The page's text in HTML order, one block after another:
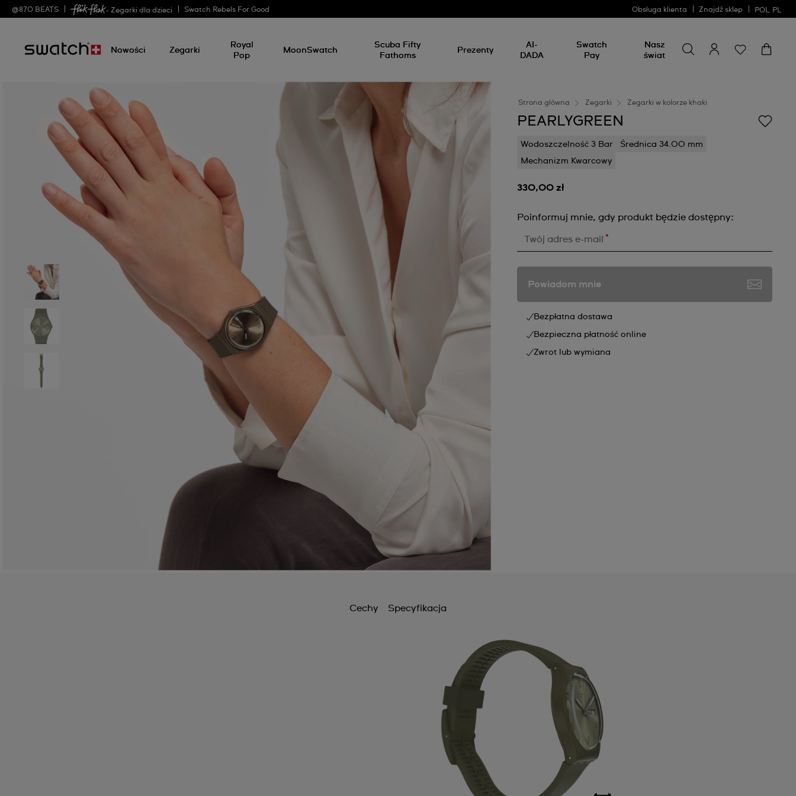
@870 BEATS - Zegarki dla dzieci Swatch Rebels For Good Obsługa klienta Znajdź sklep POL PL
Nowości Zegarki
Royal
Pop
MoonSwatch
Scuba Fifty
Fathoms
Prezenty
AI-
DADA
Swatch
Pay
Nasz
świat
coś
Strona główna Zegarki Zegarki w kolorze khaki
PEARLYGREEN
Wodoszczelność 3 Bar
Średnica 34.00 mm
Mechanizm Kwarcowy
330,00 zł
Poinformuj mnie, gdy produkt będzie dostępny:
Twój adres e-mail *
Powiadom mnie
Bezpłatna dostawa
Bezpieczna płatność online
Zwrot lub wymiana
Cechy Specyfikacja